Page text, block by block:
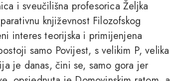
i sveučilišna profesorica Željka
književnost Filozofskog
interes teorijska i primijenjena
samo Povijest, s velikim P, velika
je danas, čini se, samo gora jer